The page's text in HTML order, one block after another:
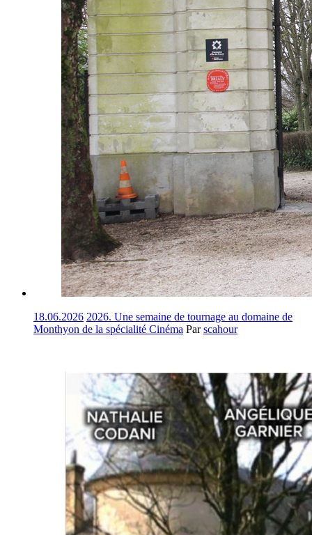
18.06.2026 2026. Une semaine de tournage au domaine de
Monthyon de la spécialité Cinéma Parscahour